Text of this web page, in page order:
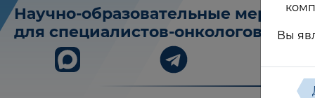
Вы
Научно-образовательные
для специалистов-онкологов